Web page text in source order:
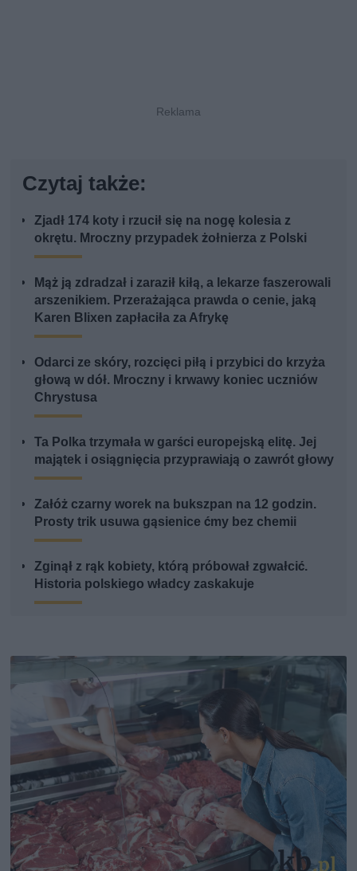
Czytaj także:
Zjadł 174 koty i rzucił się na nogę kolesia z
okrętu. Mroczny przypadek żołnierza z Polski
Mąż ją zdradzał i zaraził kiłą, a lekarze faszerowali
arszenikiem. Przerażająca prawda o cenie, jaką
Karen Blixen zapłaciła za Afrykę
Odarci ze skóry, rozcięci piłą i przybici do krzyża
głową w dół. Mroczny i krwawy koniec uczniów
Chrystusa
Ta Polka trzymała w garści europejską elitę. Jej
majątek i osiągnięcia przyprawiają o zawrót głowy
Załóż czarny worek na bukszpan na 12 godzin.
Prosty trik usuwa gąsienice ćmy bez chemii
Zginął z rąk kobiety, którą próbował zgwałcić.
Historia polskiego władcy zaskakuje